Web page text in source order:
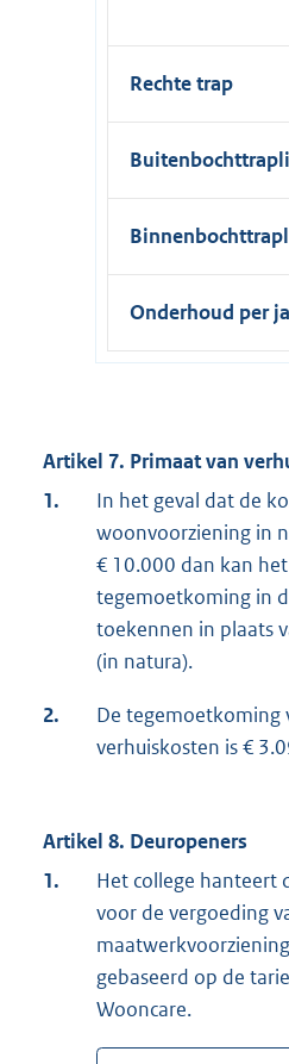
Rechte trap
Onderhoud per
Artikel 7. Primaat van
1.
In het geval dat de
woonvoorziening in
€ 10.000 dan kan
tegemoetkoming in
toekennen in plaats
(in natura).
2.
De tegemoetkoming
verhuiskosten is €
Artikel 8. Deuropeners
1.
Het college hanteert
voor de vergoeding
gebaseerd op de
Wooncare.